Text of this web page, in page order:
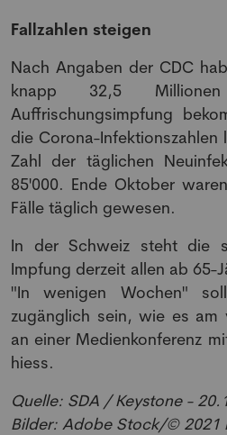
Fallzahlen steigen
Nach Angaben der CDC
knapp 32,5
Auffrischungsimpfung
die Corona-
Zahl der täglichen
85'000. Ende Oktober
Fälle täglich gewesen.
In der Schweiz steht die
Impfung derzeit allen ab 65-
"In wenigen Wochen"
zugänglich sein, wie es am
an einer Medienkonferenz
hiess.
Quelle: SDA / Keystone -
Bilder: Adobe Stock/© 2021
NEWSLETTER
Anmeldung
Melde dich kostenlos für
Stellenangebote und
Pharmazie und Medizin.